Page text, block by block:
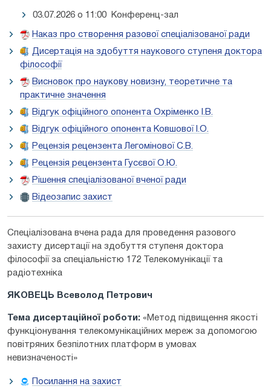
03.07.2026 о 11:00 Конференц-зал
Наказ про створення разової спеціалізованої ради
Дисертація на здобуття наукового ступеня доктора
філософії
Висновок про наукову новизну, теоретичне та
практичне значення
Відгук офіційного опонента Охріменко І.В.
Відгук офіційного опонента Ковшової І.О.
Рецензія рецензента Легомінової С.В.
Рецензія рецензента Гусєвої О.Ю.
Рішення спеціалізованої вченої ради
Відеозапис захист
Спеціалізована вчена рада для проведення разового
захисту дисертації на здобуття ступеня доктора
філософії за спеціальністю 172 Телекомунікації та
радіотехніка
ЯКОВЕЦЬ Всеволод Петрович
Тема дисертаційної роботи: «Метод підвищення якості
функціонування телекомунікаційних мереж за допомогою
повітряних безпілотних платформ в умовах
невизначеності»
Посилання на захист